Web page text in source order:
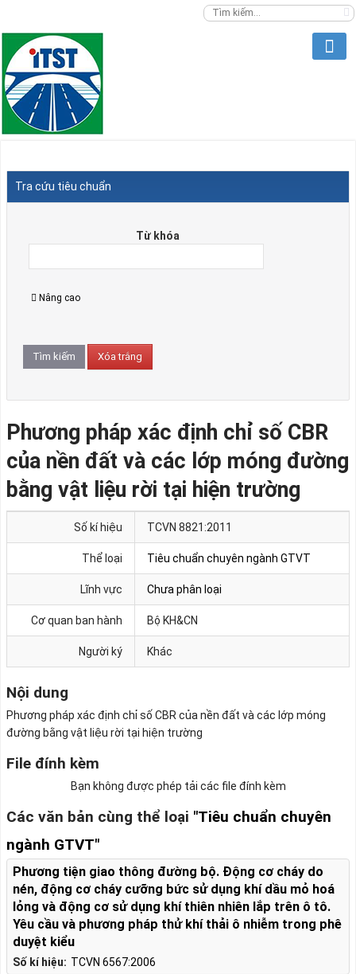
Tra cứu tiêu chuẩn
Từ khóa
Nâng cao
Phương pháp xác định chỉ số CBR
của nền đất và các lớp móng đường
bằng vật liệu rời tại hiện trường
Số kí hiệu TCVN 8821:2011
Thể loại Tiêu chuẩn chuyên ngành GTVT
Lĩnh vực Chưa phân loại
Cơ quan ban hành Bộ KH&CN
Người ký Khác
Nội dung
Phương pháp xác định chỉ số CBR của nền đất và các lớp móng
đường bằng vật liệu rời tại hiện trường
File đính kèm
Bạn không được phép tải các file đính kèm
Các văn bản cùng thể loại "Tiêu chuẩn chuyên
ngành GTVT"
Số kí hiệu: TCVN 6567:2006
Phương tiện giao thông đường bộ. Động cơ cháy do
nén, động cơ cháy cưỡng bức sử dụng khí dầu mỏ hoá
lỏng và động cơ sử dụng khí thiên nhiên lắp trên ô tô.
Yêu cầu và phương pháp thử khí thải ô nhiễm trong phê
duyệt kiểu